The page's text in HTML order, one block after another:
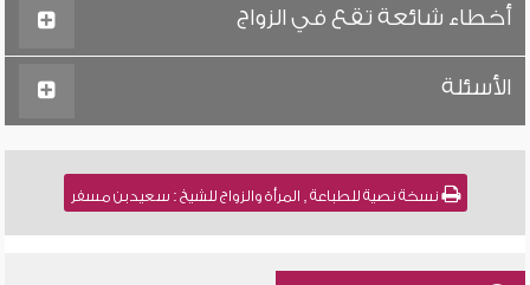
أخطاء شائعة تقع في الزواج
الأسئلة
نسخة نصية للطباعة , المرأة والزواج للشيخ : سعيد بن مسفر